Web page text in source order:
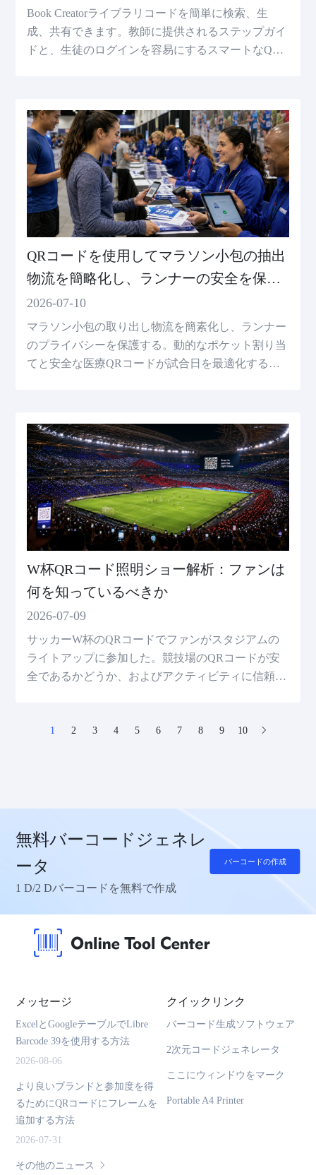
Book Creatorライブラリコードを簡単に検索、生
成、共有できます。教師に提供されるステップガイ
ドと、生徒のログインを容易にするスマートなQR
QRコードを使用してマラソン小包の抽出
物流を簡略化し、ランナーの安全を保障
する
2026-07-10
マラソン小包の取り出し物流を簡素化し、ランナー
のプライバシーを保護する。動的なポケット割り当
てと安全な医療QRコードが試合日を最適化する方
W杯QRコード照明ショー解析：ファンは
何を知っているべきか
2026-07-09
サッカーW杯のQRコードでファンがスタジアムの
ライトアップに参加した。競技場のQRコードが安
全であるかどうか、およびアクティビティに信頼で
1 2 3 4 5 6 7 8 9 10
無料バーコードジェネレ
ータ
1 D/2 Dバーコードを無料で作成
バーコードの作成
メッセージ
ExcelとGoogleテーブルでLibre
Barcode 39を使用する方法
2026-08-06
より良いブランドと参加度を得
るためにQRコードにフレームを
追加する方法
2026-07-31
その他のニュース
クイックリンク
バーコード生成ソフトウェア
2次元コードジェネレータ
ここにウィンドウをマーク
Portable A4 Printer